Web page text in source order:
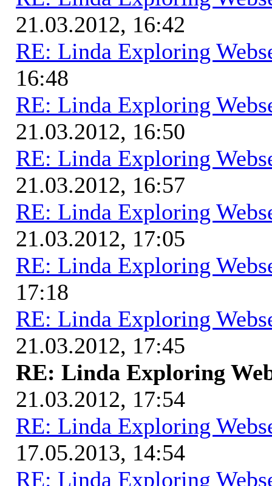
21.03.2012, 16:42
RE: Linda Exploring
16:48
RE: Linda Exploring
21.03.2012, 16:50
RE: Linda Exploring
21.03.2012, 16:57
RE: Linda Exploring
21.03.2012, 17:05
RE: Linda Exploring
17:18
RE: Linda Exploring
21.03.2012, 17:45
RE: Linda Exploring
21.03.2012, 17:54
RE: Linda Exploring
17.05.2013, 14:54
RE: Linda Exploring